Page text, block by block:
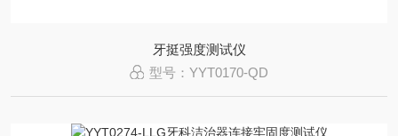
牙挺强度测试仪
型号：YYT0170-QD